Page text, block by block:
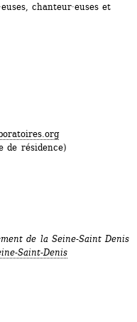
chanteur·euses et
de résidence)
de la Seine-Saint Denis
Saint-Denis